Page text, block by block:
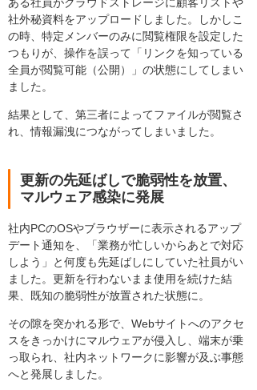
ある社員がクラウドストレージに顧客リストや
社外秘資料をアップロードしました。しかしこ
の時、特定メンバーのみに閲覧権限を設定した
つもりが、操作を誤って「リンクを知っている
全員が閲覧可能（公開）」の状態にしてしまい
ました。
結果として、第三者によってファイルが閲覧さ
れ、情報漏洩につながってしまいました。
更新の先延ばしで脆弱性を放置、
マルウェア感染に発展
社内PCのOSやブラウザーに表示されるアップ
デート通知を、「業務が忙しいからあとで対応
しよう」と何度も先延ばしにしていた社員がい
ました。更新を行わないまま使用を続けた結
果、既知の脆弱性が放置された状態に。
その隙を突かれる形で、Webサイトへのアクセ
スをきっかけにマルウェアが侵入し、端末が乗
っ取られ、社内ネットワークに影響が及ぶ事態
へと発展しました。